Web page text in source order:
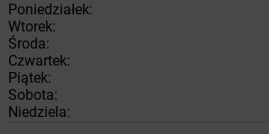
Poniedziałek:
Wtorek:
Środa:
Czwartek:
Piątek:
Sobota:
Niedziela: